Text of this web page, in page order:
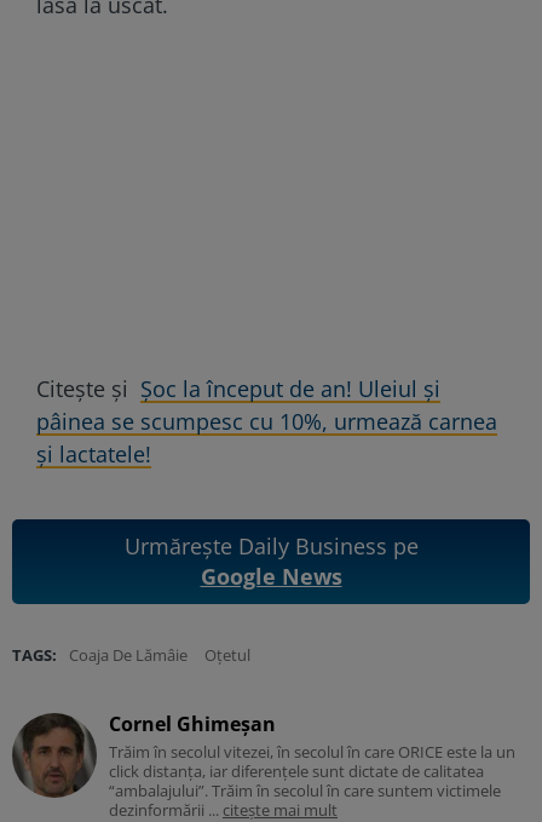
Citește și Șoc la început de an! Uleiul și
pâinea se scumpesc cu 10%, urmează carnea
și lactatele!
Urmărește Daily Business pe
Google News
TAGS: Coaja De Lămâie Oțetul
Cornel Ghimeșan
Trăim în secolul vitezei, în secolul în care ORICE este la un
click distanța, iar diferențele sunt dictate de calitatea
“ambalajului”. Trăim în secolul în care suntem victimele
dezinformării ... citește mai mult